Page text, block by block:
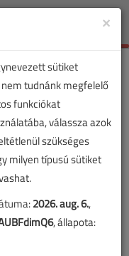
Toggle
×
sütiket
tudnánk megfelelő
funkciókat
válassza azok
szükséges
milyen típusú sütiket
2026. aug. 6.,
, állapota: